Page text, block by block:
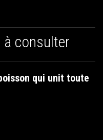
consulter
qui unit toute